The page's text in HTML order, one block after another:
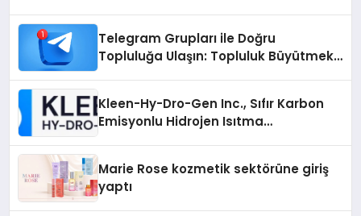
Telegram Grupları ile Doğru
Topluluğa Ulaşın: Topluluk Büyütmek
Kleen-Hy-Dro-Gen Inc., Sıfır Karbon
Emisyonlu Hidrojen Isıtma
Marie Rose kozmetik sektörüne giriş
yaptı